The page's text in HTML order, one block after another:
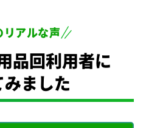
リアルな声
品回利用者に
ました